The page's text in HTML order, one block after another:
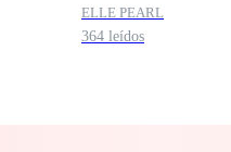
Colección de
familiares
ELLE PEARL
364 leídos